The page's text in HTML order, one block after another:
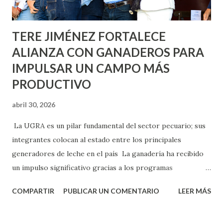
Norias de Paso Hondo y en los edificios de...
TERE JIMÉNEZ FORTALECE
ALIANZA CON GANADEROS PARA
IMPULSAR UN CAMPO MÁS
PRODUCTIVO
abril 30, 2026
La UGRA es un pilar fundamental del sector pecuario; sus
integrantes colocan al estado entre los principales
generadores de leche en el país La ganadería ha recibido
un impulso significativo gracias a los programas
muestra de su respaldo firme y decidido al campo, la
COMPARTIR PUBLICAR UN COMENTARIO LEER MÁS